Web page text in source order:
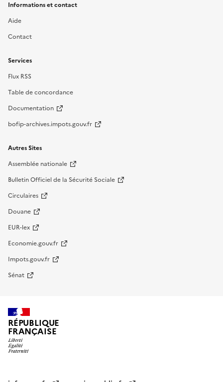
Informations et contact
Aide
Contact
Services
Flux RSS
Table de concordance
Documentation
bofip-archives.impots.gouv.fr
Autres Sites
Assemblée nationale
Bulletin Officiel de la Sécurité Sociale
Circulaires
Douane
EUR-lex
Economie.gouv.fr
Impots.gouv.fr
Sénat
RÉPUBLIQUE
FRANÇAISE